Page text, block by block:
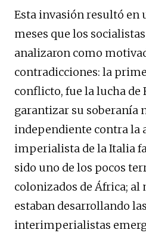
Esta invasión resultó en
meses que los
analizaron como
contradicciones: la
conflicto, fue la lucha de
garantizar su soberanía
independiente contra la
imperialista de la Italia
sido uno de los pocos
colonizados de África;
estaban desarrollando
interimperialistas